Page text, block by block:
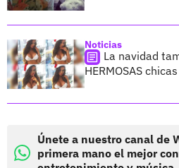
Noticias
La navidad
HERMOSAS chicas
Únete a nuestro canal de
primera mano el mejor